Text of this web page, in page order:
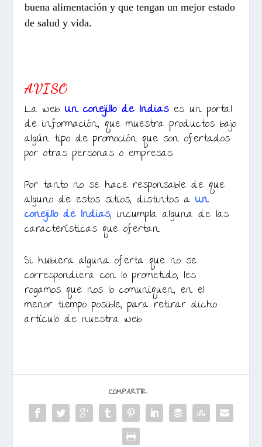
buena alimentación y que tengan un mejor estado
de salud y vida.
AVISO
La webUn conejillo de Indias es un portal
de información, que muestra productos bajo
algún tipo de promoción que son ofertados
por otras personas o empresas.
Por tanto no se hace responsable de que
alguno de estos sitios, distintos aUn
conejillo de Indias, incumpla alguna de las
características que ofertan.
Si hubiera alguna oferta que no se
correspondiera con lo prometido, les
rogamos que nos lo comuniquen, en el
menor tiempo posible, para retirar dicho
artículo de nuestra web.
COMPARTIR: